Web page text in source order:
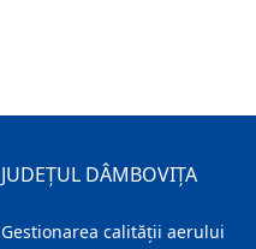
JUDEȚUL DÂMBOVIȚA
Gestionarea calității aerului